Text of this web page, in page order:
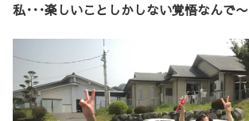
私･･･楽しいことしかしない覚悟なんで〜